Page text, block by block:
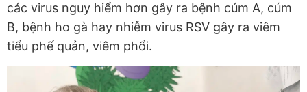
các virus nguy hiểm hơn gây ra bệnh cúm A, cúm
B, bệnh ho gà hay nhiễm virus RSV gây ra viêm
tiểu phế quản, viêm phổi.